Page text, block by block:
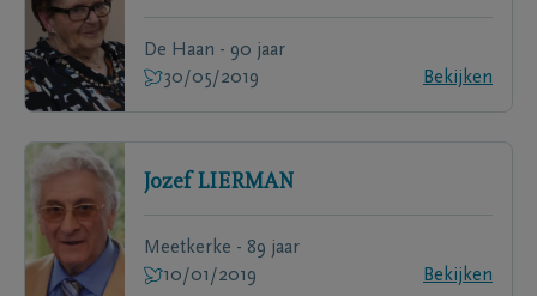
De Haan - 90 jaar
30/05/2019
Bekijken
Jozef LIERMAN
Meetkerke - 89 jaar
10/01/2019
Bekijken